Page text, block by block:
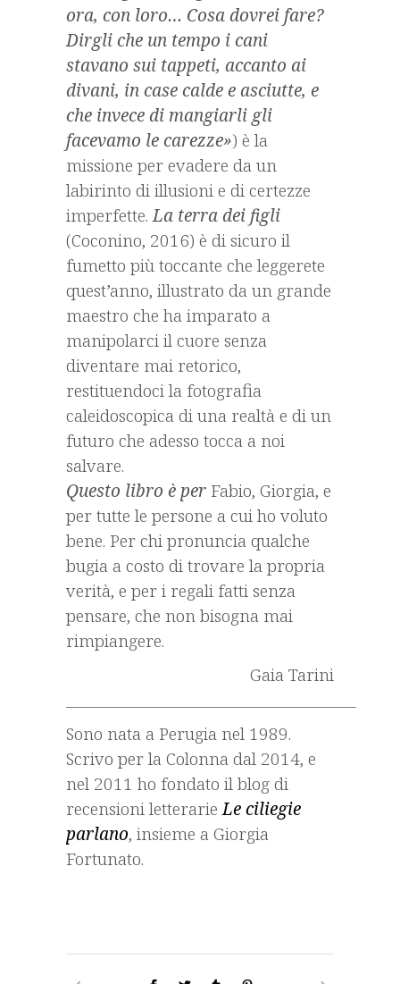
ora, con loro… Cosa dovrei fare?
Dirgli che un tempo i cani
stavano sui tappeti, accanto ai
divani, in case calde e asciutte, e
che invece di mangiarli gli
facevamo le carezze») è la
missione per evadere da un
labirinto di illusioni e di certezze
imperfette.La terra dei figli
(Coconino, 2016) è di sicuro il
fumetto più toccante che leggerete
quest’anno, illustrato da un grande
maestro che ha imparato a
manipolarci il cuore senza
diventare mai retorico,
restituendoci la fotografia
caleidoscopica di una realtà e di un
futuro che adesso tocca a noi
salvare.
Questo libro è per Fabio, Giorgia, e
per tutte le persone a cui ho voluto
bene. Per chi pronuncia qualche
bugia a costo di trovare la propria
verità, e per i regali fatti senza
pensare, che non bisogna mai
rimpiangere.
Gaia Tarini
Sono nata a Perugia nel 1989.
Scrivo per la Colonna dal 2014, e
nel 2011 ho fondato il blog di
recensioni letterarieLe ciliegie
parlano, insieme a Giorgia
Fortunato.